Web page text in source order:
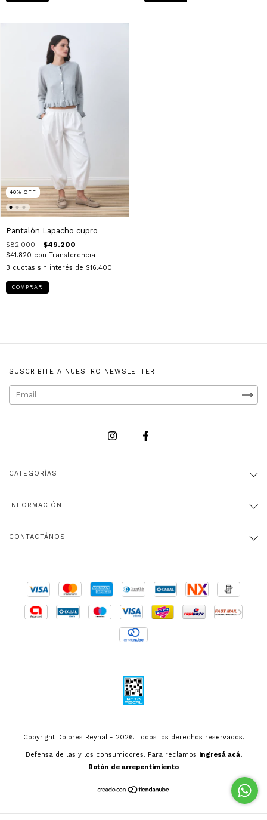
40% OFF
Pantalón Lapacho cupro
$82.000 $49.200
$41.820 con Transferencia
3 cuotas sin interés de $16.400
COMPRAR
SUSCRIBITE A NUESTRO NEWSLETTER
CATEGORÍAS
INFORMACIÓN
CONTACTÁNOS
Copyright Dolores Reynal - 2026. Todos los derechos reservados.
Defensa de las y los consumidores. Para reclamos ingresá acá.
Botón de arrepentimiento